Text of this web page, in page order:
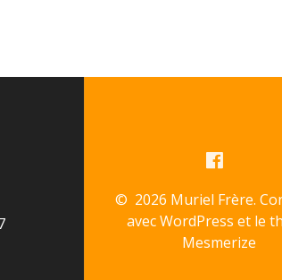
© 2026 Muriel Frère.
avec WordPress et le
Mesmerize